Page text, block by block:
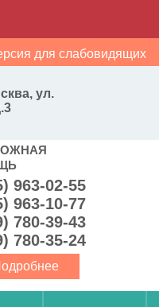
ул.
для слабовидящих
963-02-55
963-10-77
780-39-43
780-35-24